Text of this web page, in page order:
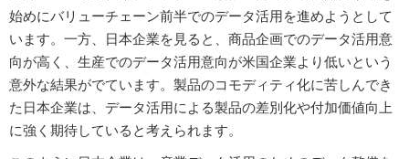
始めにバリューチェーン前半でのデータ活用を進めようとして
います。一方、日本企業を見ると、商品企画でのデータ活用意
向が高く、生産でのデータ活用意向が米国企業より低いという
意外な結果がでています。製品のコモディティ化に苦しんでき
た日本企業は、データ活用による製品の差別化や付加価値向上
に強く期待していると考えられます。